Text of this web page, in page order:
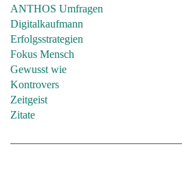
ANTHOS Umfragen
Digitalkaufmann
Erfolgsstrategien
Fokus Mensch
Gewusst wie
Kontrovers
Zeitgeist
Zitate